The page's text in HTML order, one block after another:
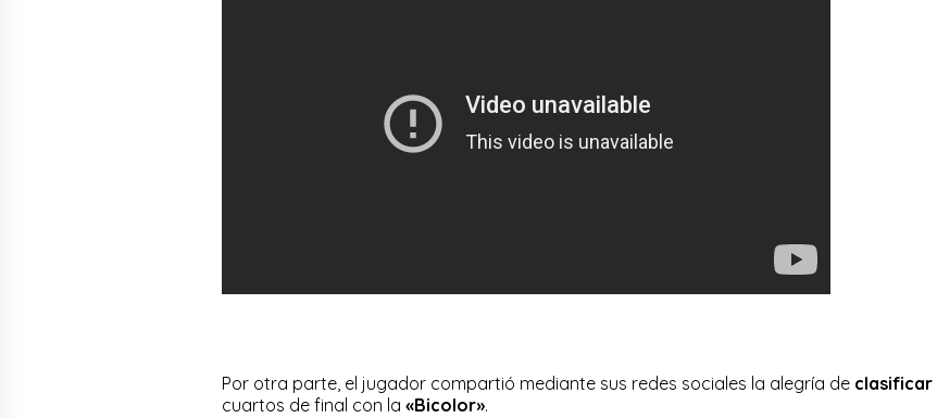
Por otra parte, el jugador compartió mediante sus redes sociales la alegría de clasificar
cuartos de final con la «Bicolor».